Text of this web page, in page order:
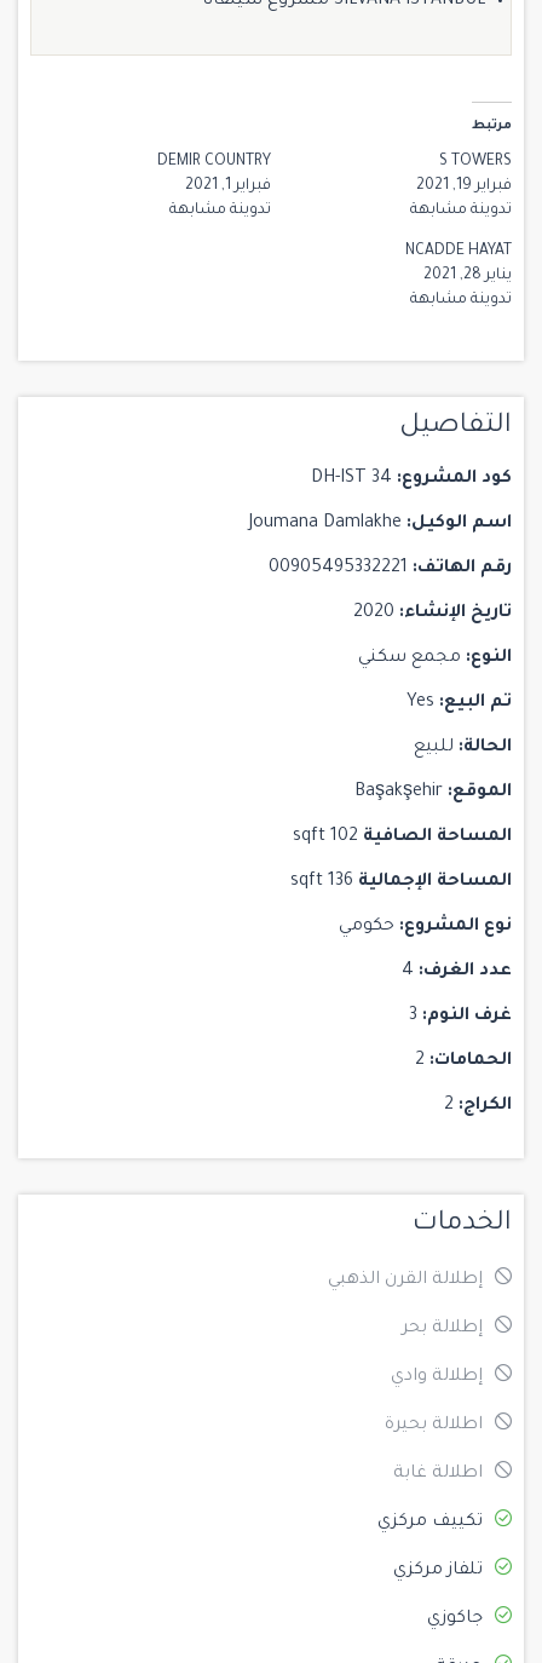
مرتبط
S TOWERS
فبراير 19, 2021
تدوينة مشابهة
DEMIR COUNTRY
فبراير 1, 2021
تدوينة مشابهة
NCADDE HAYAT
يناير 28, 2021
تدوينة مشابهة
التفاصيل
كود المشروع:
اسم الوكيل:
رقم الهاتف:
تاريخ الإنشاء:
النوع: مجمع سكني
تم البيع:
الحالة:
الموقع: Başakşehir
المساحة الصافية
المساحة الإجمالية
نوع المشروع: حكومي
عدد الغرف:
غرف النوم:
الحمامات:
الكراج:
الخدمات
إطلالة القرن الذهبي
إطلالة بحر
إطلالة وادي
اطلالة بحيرة
اطلالة غابة
تكييف مركزي
تلفاز مركزي
جاكوزي